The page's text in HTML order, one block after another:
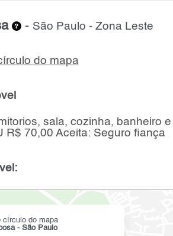
- São Paulo - Zona Leste
do mapa
sala, cozinha, banheiro
R$ 70,00 Aceita: Seguro fiança
círculo do mapa
- São Paulo